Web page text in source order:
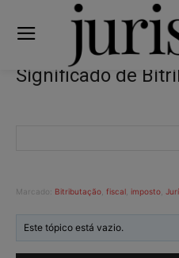
Significado de
Marcado: Bitributação fiscal imposto
Este tópico está vazio.